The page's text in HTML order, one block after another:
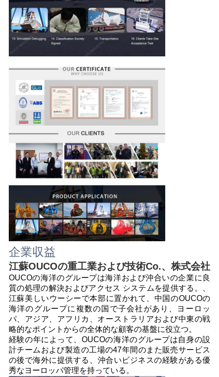
企業収益
江蘇OUCOの重工業および技術Co.、株式会社
OUCOの海洋のグループは海洋および沖合いの企業に良
質の処理の解決およびアクセス システムを提供する。
江蘇美しいウーシーで本部に置かれて、中国のOUCOの
海洋のグループに 複数の国で子会社があり、ヨーロッ
パ、アジア、アフリカ、オーストラリアおよび中東の戦
略的なポイントからの全体的な顧客の基盤に役立つ。
経験の年によって、OUCOの海洋のグループは自身の設
計チームおよび製造の工場の47年間のまた販売サービス
の後で海外に提供する、沖合いビジネスの経験がある優
秀なヨーロッパ管理を持っている。